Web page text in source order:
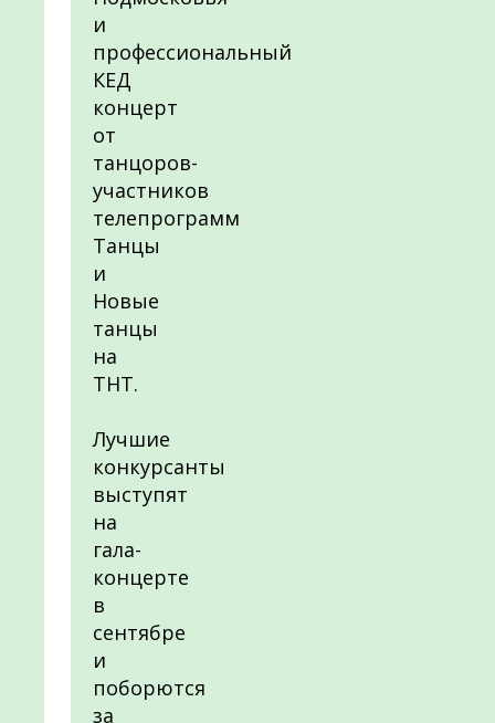
и
профессиональный
КЕД
концерт
от
танцоров-
участников
телепрограмм
Танцы
и
Новые
танцы
на
ТНТ.
Лучшие
конкурсанты
выступят
на
гала-
концерте
в
сентябре
и
поборются
за